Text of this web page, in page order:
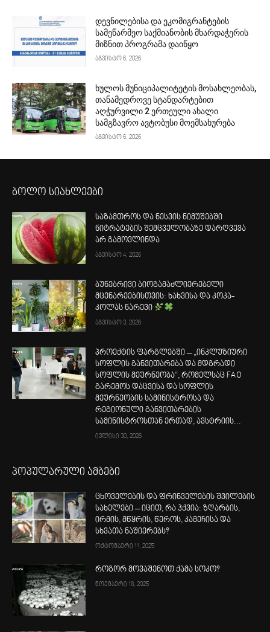
დევნილებისა და ეკომიგრანტების
სამეწარმეო საქმიანობის მხარდაჭერის
მიზნით პროგრამა დაიწყო
აგვისტო 6, 2026
ხულოს მუნიციპალიტეტის მოსახლეობას,
თანამედროვე სტანდარტებით
აღჭურვილი 2 ერთეული ახალი
სამგზავრო ავტობუსი მოემსახურება
აგვისტო 6, 2026
ბოლო სიახლეები
საზამთროს და ნესვის ნიმუშებში
ნიტრატების შემცველობაზე დარღვევა
არ გამოვლინდა
აგვისტო 4, 2026
ბუნებრივი ბიოგამაძლიერებელი
მცენარეებისთვის: ხახვისა და კოკა-
კოლას ნარევი
აგვისტო 3, 2026
პროექტის ფარგლებში – „ინკლუზიური
სოფლის განვითარება და მდგრადი
სოფლის მეურნეობა“, რომელსაც FAO
გარემოს დაცვისა და სოფლის
მეურნეობის სამინისტროსა და
რეგიონული განვითარების
სამინისტროსთან ერთად, ავსტრიის...
ივლისი 30, 2026
პოპულარული ამბები
ცხოველების და ფრინველების შვილების
სახელები – იცით, რა ჰქვია: ზღარბის,
ირმის, მწყრის, წეროს, კამეჩისა და
სხვათა ნაშიერებს?
ოქტომბერი 11, 2025
როგორ მოვაშენოთ ქამა სოკო?
ნოემბერი 18, 2025